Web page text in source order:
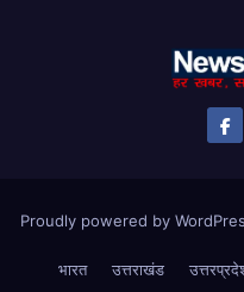
Proudly powered by
भारत उत्तराखंड